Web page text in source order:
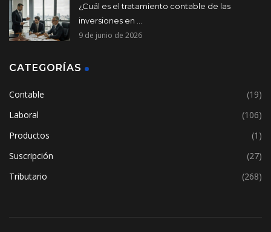
¿Cuál es el tratamiento contable de las
inversiones en ...
9 de junio de 2026
CATEGORÍAS
Contable
(19)
Laboral
(106)
Productos
(1)
Suscripción
(27)
Tributario
(268)